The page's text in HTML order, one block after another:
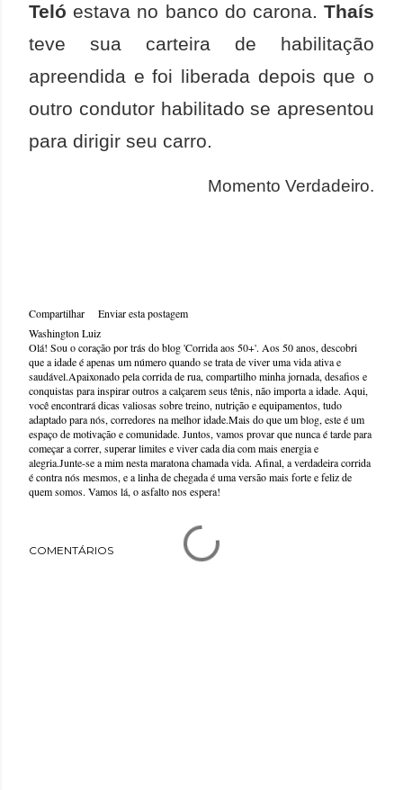
Teló estava no banco do carona. Thaís
teve sua carteira de habilitação
apreendida e foi liberada depois que o
outro condutor habilitado se apresentou
para dirigir seu carro.
Momento Verdadeiro.
Compartilhar
Enviar esta postagem
Washington Luiz
Olá! Sou o coração por trás do blog 'Corrida aos 50+'. Aos 50 anos, descobri
que a idade é apenas um número quando se trata de viver uma vida ativa e
saudável.Apaixonado pela corrida de rua, compartilho minha jornada, desafios e
conquistas para inspirar outros a calçarem seus tênis, não importa a idade. Aqui,
você encontrará dicas valiosas sobre treino, nutrição e equipamentos, tudo
adaptado para nós, corredores na melhor idade.Mais do que um blog, este é um
espaço de motivação e comunidade. Juntos, vamos provar que nunca é tarde para
começar a correr, superar limites e viver cada dia com mais energia e
alegria.Junte-se a mim nesta maratona chamada vida. Afinal, a verdadeira corrida
é contra nós mesmos, e a linha de chegada é uma versão mais forte e feliz de
quem somos. Vamos lá, o asfalto nos espera!
COMENTÁRIOS